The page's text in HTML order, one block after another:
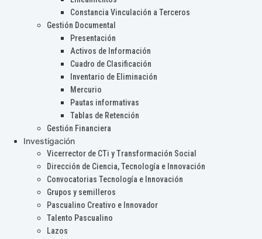
Constancia Vinculación a Terceros
Gestión Documental
Presentación
Activos de Información
Cuadro de Clasificación
Inventario de Eliminación
Mercurio
Pautas informativas
Tablas de Retención
Gestión Financiera
Investigación
Vicerrector de CTi y Transformación Social
Dirección de Ciencia, Tecnología e Innovación
Convocatorias Tecnología e Innovación
Grupos y semilleros
Pascualino Creativo e Innovador
Talento Pascualino
Lazos